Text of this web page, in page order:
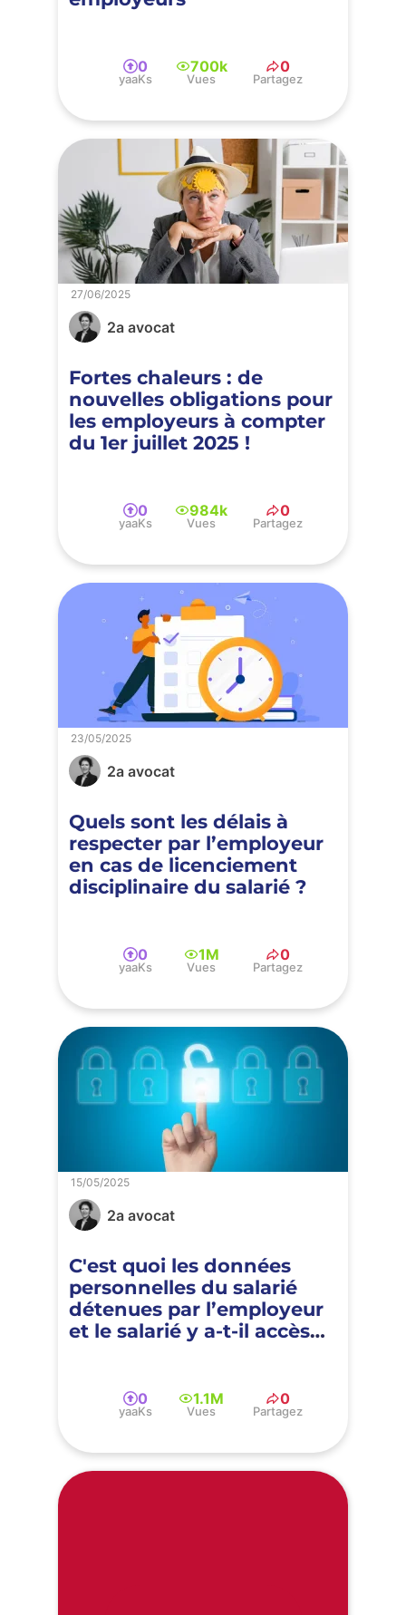
0
yaaKs
700k
Vues
0
Partagez
2a avocat
Fortes chaleurs : de
nouvelles obligations pour
les employeurs à compter
du 1er juillet 2025 !
27/06/2025
0
yaaKs
984k
Vues
0
Partagez
2a avocat
Quels sont les délais à
respecter par l’employeur
en cas de licenciement
disciplinaire du salarié ?
23/05/2025
0
yaaKs
1M
Vues
0
Partagez
2a avocat
C'est quoi les données
personnelles du salarié
détenues par l’employeur
et le salarié y a-t-il accès
15/05/2025
0
yaaKs
1.1M
Vues
0
Partagez